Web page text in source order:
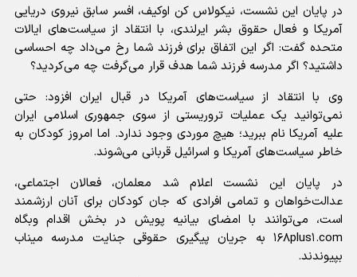
در پایان این نشست، نیکولاس کن اوکیف، افسر سابق نیروی دریایی
آمریکا و فعال حقوق بشر ایرلندی، با انتقاد از سیاست‌های ایالات
متحده گفت: اگر این اتفاق برای فرزند شما رخ می‌داد چه احساسی
داشتید؟ اگر مدرسه فرزند شما هدف قرار می‌گرفت چه می‌کردید؟
وی با انتقاد از سیاست‌های آمریکا در قبال ایران افزود: حتی
نمی‌توانید یک عملیات تروریستی از سوی جمهوری اسلامی ایران
علیه آمریکا نام ببرید؛ هیچ موردی وجود ندارد. اما امروز کودکان به
خاطر سیاست‌های آمریکا و اسرائیل قربانی می‌شوند.
در پایان این نشست اعلام شد معلمان، فعالان اجتماعی،
عدالت‌خواهان و تمامی افرادی که جان کودکان برای آنان ارزشمند
است، می‌توانند با امضای بیانیه پویش در بخش اقدام وبگاه
۱۶۸plus۱.com به جریان پیگیری حقوقی جنایت مدرسه میناب
بپیوندند.